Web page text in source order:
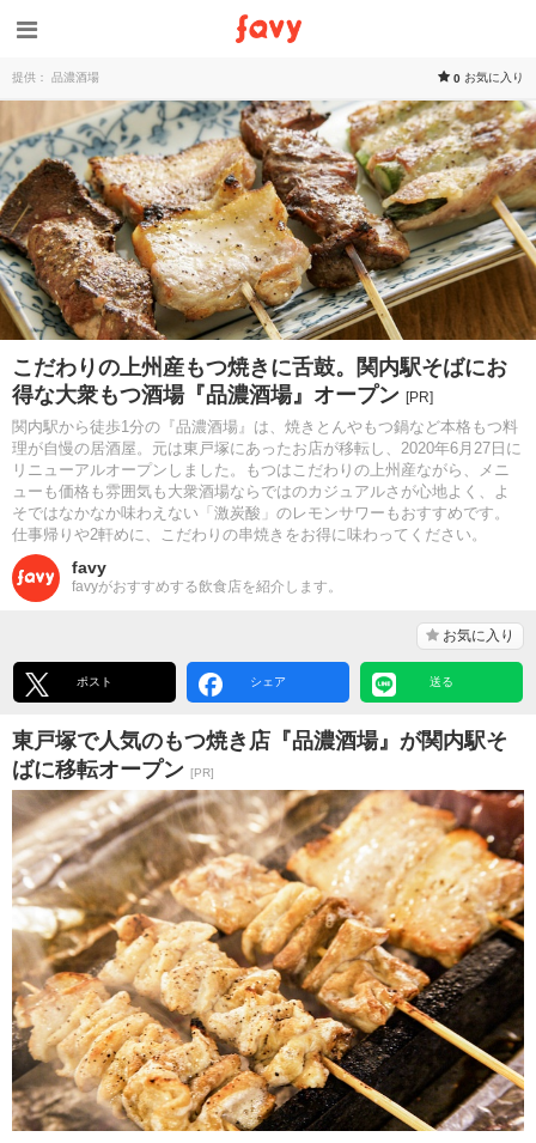
提供： 品濃酒場 0 お気に入り
こだわりの上州産もつ焼きに舌鼓。関内駅そばにお
得な大衆もつ酒場『品濃酒場』オープン [PR]
関内駅から徒歩1分の『品濃酒場』は、焼きとんやもつ鍋など本格もつ料
理が自慢の居酒屋。元は東戸塚にあったお店が移転し、2020年6月27日に
リニューアルオープンしました。もつはこだわりの上州産ながら、メニ
ューも価格も雰囲気も大衆酒場ならではのカジュアルさが心地よく、よ
そではなかなか味わえない「激炭酸」のレモンサワーもおすすめです。
仕事帰りや2軒めに、こだわりの串焼きをお得に味わってください。
favy
favyがおすすめする飲食店を紹介します。
お気に入り
ポスト シェア 送る
東戸塚で人気のもつ焼き店『品濃酒場』が関内駅そ
ばに移転オープン [PR]